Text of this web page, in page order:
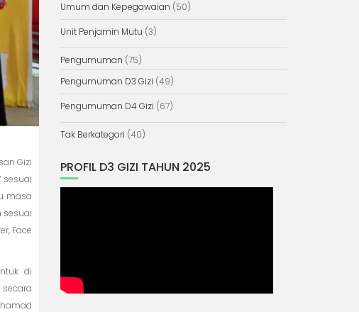
Gizi
sesuai
masa
sesuai
Face
di
Umum dan Kepegawaian (50)
Unit Penjamin Mutu (3)
Pengumuman (75)
Pengumuman D3 Gizi (49)
Pengumuman D4 Gizi (67)
Tak Berkategori (40)
PROFIL D3 GIZI TAHUN 2025